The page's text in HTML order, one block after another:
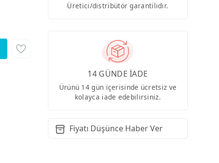
Üretici/distribütör garantilidir.
14 GÜNDE İADE
Ürünü 14 gün içerisinde ücretsiz ve
kolayca iade edebilirsiniz.
Fiyatı Düşünce Haber Ver